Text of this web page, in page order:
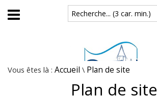
Aller au contenu principal
Recherche... (3 car. min.)
Vous êtes là : Accueil \ Plan de site
Plan de site